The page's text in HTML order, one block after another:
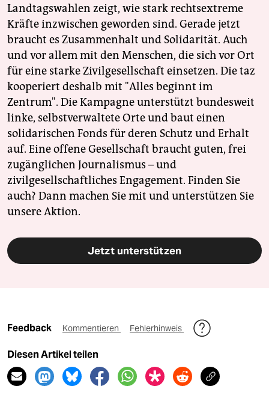
verlag
veranstaltungen
shop
fragen & hilfe
unterstützen
abo
genossenschaft
epaper login
Landtagswahlen zeigt, wie stark rechtsextreme
Kräfte inzwischen geworden sind. Gerade jetzt
braucht es Zusammenhalt und Solidarität. Auch
und vor allem mit den Menschen, die sich vor Ort
für eine starke Zivilgesellschaft einsetzen. Die taz
kooperiert deshalb mit "Alles beginnt im
Zentrum". Die Kampagne unterstützt bundesweit
linke, selbstverwaltete Orte und baut einen
solidarischen Fonds für deren Schutz und Erhalt
auf. Eine offene Gesellschaft braucht guten, frei
zugänglichen Journalismus – und
zivilgesellschaftliches Engagement. Finden Sie
auch? Dann machen Sie mit und unterstützen Sie
unsere Aktion.
Jetzt unterstützen
Feedback Kommentieren Fehlerhinweis
Diesen Artikel teilen